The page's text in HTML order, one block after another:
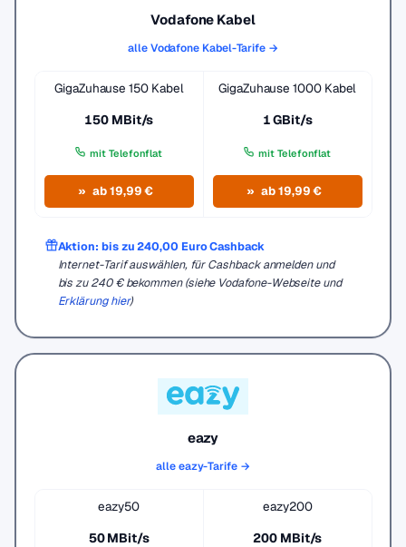
Vodafone Kabel
alle Vodafone Kabel-Tarife →
GigaZuhause 150 Kabel
150 MBit/s
mit Telefonflat
ab 19,99 €
GigaZuhause 1000 Kabel
1 GBit/s
mit Telefonflat
ab 19,99 €
Aktion: bis zu 240,00 Euro Cashback
Internet-Tarif auswählen, für Cashback anmelden und
bis zu 240 € bekommen (siehe Vodafone-Webseite und
Erklärung hier)
eazy
alle eazy-Tarife →
eazy50
50 MBit/s
eazy200
200 MBit/s